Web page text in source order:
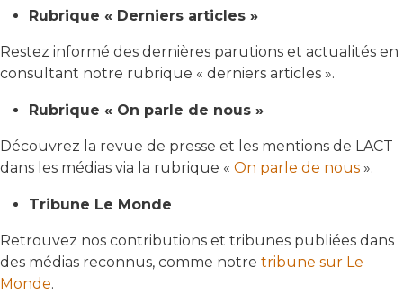
Rubrique « Derniers articles »
Restez informé des dernières parutions et actualités en
consultant notre rubrique « derniers articles ».
Rubrique « On parle de nous »
Découvrez la revue de presse et les mentions de LACT
dans les médias via la rubrique « On parle de nous ».
Tribune Le Monde
Retrouvez nos contributions et tribunes publiées dans
des médias reconnus, comme notre tribune sur Le
Monde.